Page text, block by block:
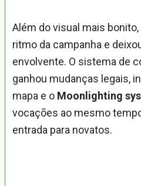
Além do visual mais
ritmo da campanha e
envolvente. O sistema de
ganhou mudanças legais,
mapa e o Moonlighting
vocações ao mesmo
entrada para novatos.